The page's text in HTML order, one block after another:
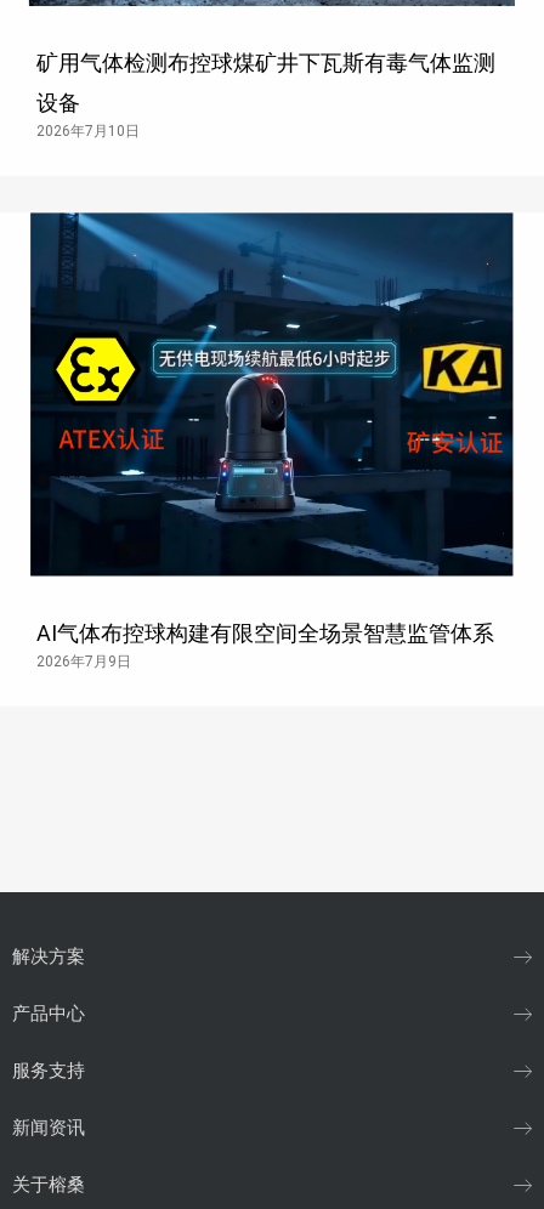
矿用气体检测布控球煤矿井下瓦斯有毒气体监测
设备
2026年7月10日
AI气体布控球构建有限空间全场景智慧监管体系
2026年7月9日
解决方案
产品中心
服务支持
新闻资讯
关于榕桑